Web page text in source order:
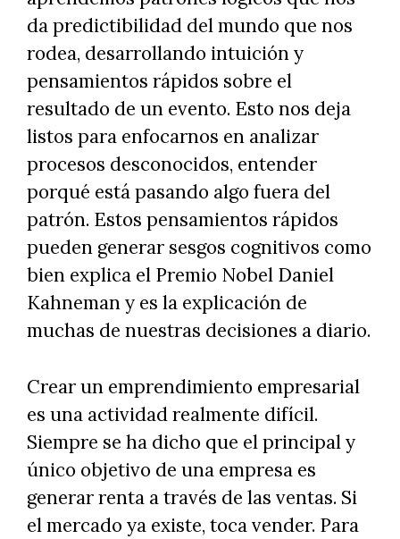
da predictibilidad del mundo que nos
rodea, desarrollando intuición y
pensamientos rápidos sobre el
resultado de un evento. Esto nos deja
listos para enfocarnos en analizar
procesos desconocidos, entender
porqué está pasando algo fuera del
patrón. Estos pensamientos rápidos
pueden generar sesgos cognitivos como
bien explica el Premio Nobel Daniel
Kahneman y es la explicación de
muchas de nuestras decisiones a diario.
Crear un emprendimiento empresarial
es una actividad realmente difícil.
Siempre se ha dicho que el principal y
único objetivo de una empresa es
generar renta a través de las ventas. Si
el mercado ya existe, toca vender. Para